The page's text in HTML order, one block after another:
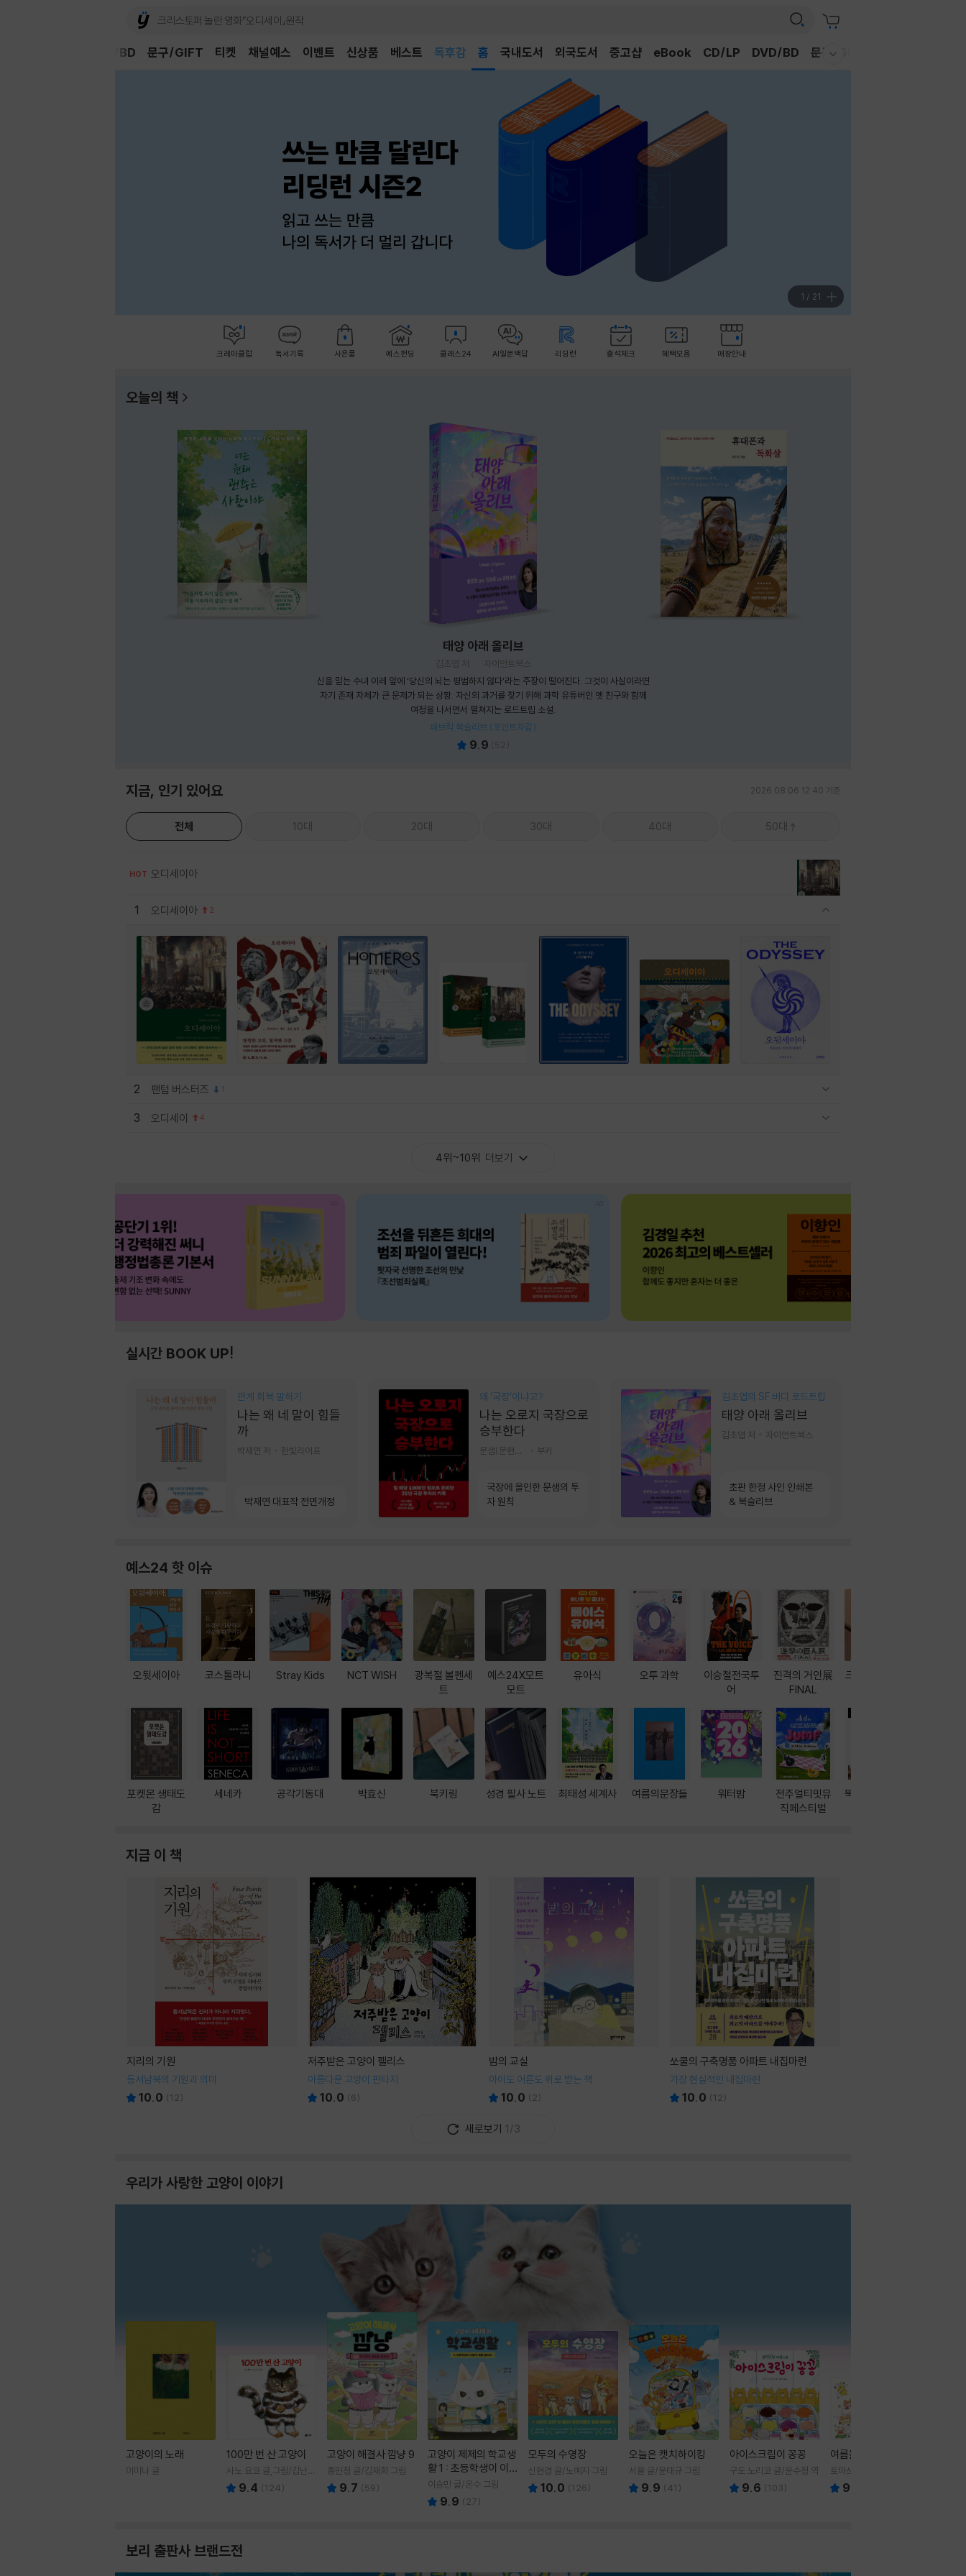
채널예스 이벤트 신상품 베스트
어린이
홈 국내도서 외국도서 중고샵 eBook CD/LP DVD/BD 문구/GIFT
DVD/BD 문구/GIFT 티켓
1 / 21
크레마클럽 독서기록 사은품 예스펀딩 클래스24 AI일문백답 리딩런 출석체크 혜택모음 매장안내
오늘의 책
태양 아래 올리브
김초엽 저
자이언트북스
신을 믿는 수녀 이레 앞에 ‘당신의 뇌는 평범하지 않다’라는 주장이 떨어진다. 그것이 사실이라면
자기 존재 자체가 큰 문제가 되는 상황. 자신의 과거를 찾기 위해 과학 유튜버인 옛 친구와 함께
여정을 나서면서 펼쳐지는 로드트립 소설.
패브릭 북슬리브 (포인트차감)
9.9 (52)
지금, 인기 있어요 2026.08.06 12:40 기준
전체 10대 20대 30대 40대 50대
HOT 오디세이아
1 오디세이아 2
2 팬텀 버스터즈 1
3 오디세이 4
4위~10위 더보기
실시간 BOOK UP!
관계 회복 말하기
나는 왜 네 말이 힘들
까
박재연 저 한빛라이프
박재연 대표작 전면개정
왜 ‘국장‘이냐고?
나는 오로지 국장으로
승부한다
부키
국장에 올인한 문샘의 투
자 원칙
김초엽의 SF 버디 로드트립
태양 아래 올리브
김초엽 저 자이언트북스
초판 한정 사인 인쇄본
& 북슬리브
예스24 핫 이슈
오뒷세이아
포켓몬 생태도
감
코스톨라니
세네카
Stray Kids
공각기동대
NCT WISH
박효신
광복절 볼펜세
트
북키링
예스24X모트
모트
성경 필사 노트
유아식
최태성 세계사
오투 과학
여름의문장들
이승철전국투
어
워터밤
진격의 거인展
FINAL
전주얼티밋뮤
직페스티벌
크레마 이북 리
뚝딱! AI 3대장
지금 이 책
지리의 기원
동서남북의 기원과 의미
10.0 (12)
저주받은 고양이 펠리스
아름다운 고양이 판타지
10.0 (6)
밤의 교실
아이도 어른도 위로 받는 책
10.0 ( 2)
쏘쿨의 구축명품 아파트 내집마련
가장 현실적인 내집마련
10.0 (12)
새로보기 1/3
우리가 사랑한 고양이 이야기
고양이의 노래
이미나 글
100만 번 산 고양이
사노 요코 글,그림/김난주
역 9.4 (124)
고양이 해결사 깜냥 9
홍민정 글/김재희 그림
9.7 (59)
고양이 제제의 학교생
활 1 : 초등학생이 이
렇게 힘들 줄이야
이승민 글/온수 그림
9.9 ( 27)
모두의 수영장
신현경 글/노예지 그림
10.0 (126)
오늘은 캣치하이킹
서율 글/윤태규 그림
9.9 (41 )
아이스크림이 꽁꽁
구도 노리코 글/윤수정 역
9.6 (103)
여름을 부탁해
토마쓰리 글그림
9.8
보리 출판사 브랜드전